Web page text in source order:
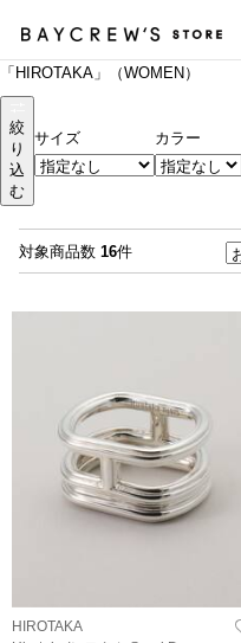
「HIROTAKA」（WOMEN）
絞
り
込
む
サイズ カラー
対象商品数 16件
HIROTAKA